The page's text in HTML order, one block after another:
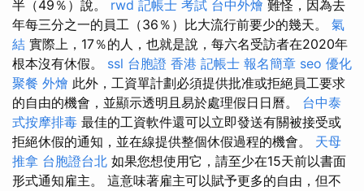
半（49％）說。 rwd 記帳士 考試 台中外燴 難怪，因為去
年每三分之一的員工（36％）比大流行前要少的幾天。 氣
結 實際上，17％的人，也就是說，每六名受訪者在2020年
根本沒有休假。 ssl 台胞證 香港 記帳士 報名簡章 seo 優化
聚餐 外燴 此外，工資單計劃必須提供批准或拒絕員工要求
的自由的機會，並顯示透明且易於處理假日日曆。 台中泰
式按摩排毒 最佳的工資軟件還可以立即發送有關被接受或
拒絕休假的通知，並在線提供整個休假過程的機會。 天母
推拿 台胞證台北 如果您想使用它，請至少在15天前以書面
形式通知雇主。 這意味著雇主可以賦予更多的自由，但不